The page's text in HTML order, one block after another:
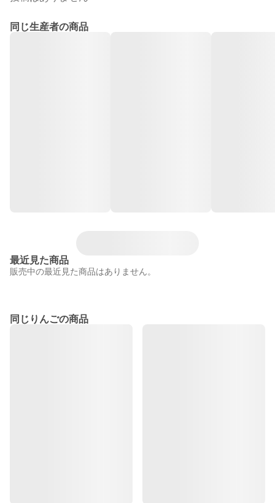
同じ生産者の商品
最近見た商品
販売中の最近見た商品はありません。
同じりんごの商品